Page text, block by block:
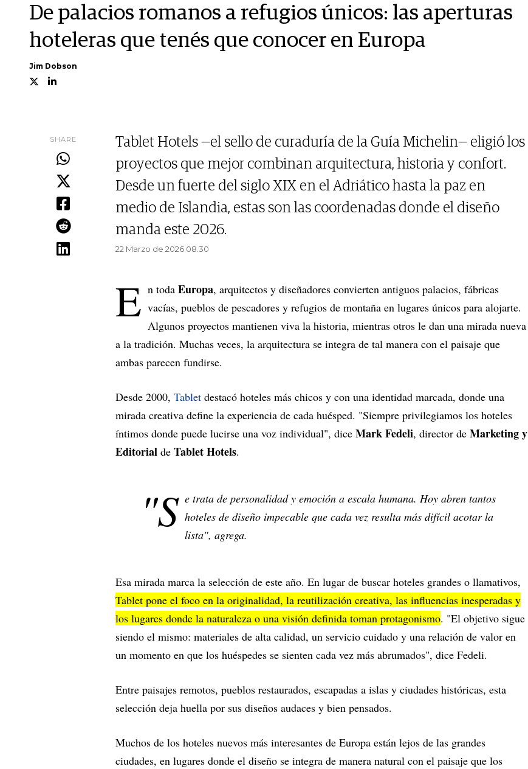
De palacios romanos a refugios únicos: las aperturas
hoteleras que tenés que conocer en Europa
Jim Dobson
SHARE
Tablet Hotels —el sello de curaduría de la Guía Michelin— eligió los
proyectos que mejor combinan arquitectura, historia y confort.
Desde un fuerte del siglo XIX en el Adriático hasta la paz en
medio de Islandia, estas son las coordenadas donde el diseño
manda este 2026.
22 Marzo de 2026 08.30
E n toda Europa, arquitectos y diseñadores convierten antiguos palacios, fábricas
vacías, pueblos de pescadores y refugios de montaña en lugares únicos para alojarte.
Algunos proyectos mantienen viva la historia, mientras otros le dan una mirada nueva
a la tradición. Muchas veces, la arquitectura se integra de tal manera con el paisaje que
ambas parecen fundirse.
Desde 2000, Tablet destacó hoteles más chicos y con una identidad marcada, donde una
mirada creativa define la experiencia de cada huésped. "Siempre privilegiamos los hoteles
íntimos donde puede lucirse una voz individual", dice Mark Fedeli, director de Marketing y
Editorial de Tablet Hotels.
"S e trata de personalidad y emoción a escala humana. Hoy abren tantos
hoteles de diseño impecable que cada vez resulta más difícil acotar la
lista", agrega.
Esa mirada marca la selección de este año. En lugar de buscar hoteles grandes o llamativos,
Tablet pone el foco en la originalidad, la reutilización creativa, las influencias inesperadas y
los lugares donde la naturaleza o una visión definida toman protagonismo. "El objetivo sigue
siendo el mismo: materiales de alta calidad, un servicio cuidado y una relación de valor en
un momento en que los huéspedes se sienten cada vez más abrumados", dice Fedeli.
Entre paisajes remotos, pueblos restaurados, escapadas a islas y ciudades históricas, esta
selección deja huella por sus diseños audaces y bien pensados.
Muchos de los hoteles nuevos más interesantes de Europa están lejos de las grandes
ciudades, en lugares donde el diseño se integra de manera natural con el paisaje que los